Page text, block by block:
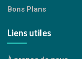
Bons Plans
Liens utiles